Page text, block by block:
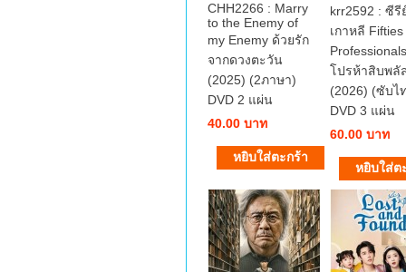
CHH2266 : Marry
to the Enemy of
my Enemy ด้วยรัก
จากดวงตะวัน
(2025) (2ภาษา)
DVD 2 แผ่น
40.00 บาท
krr2592 : ซีรี
เกาหลี Fifties
โปรห้าสิบพลั
(2026) (ซับไ
DVD 3 แผ่น
60.00 บาท